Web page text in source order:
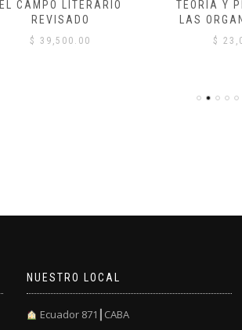
EL CAMPO LITERARIO
REVISADO
$ 39,500.00
TEORÍA Y
LAS
$
NUESTRO LOCAL
Ecuador 871┃CABA